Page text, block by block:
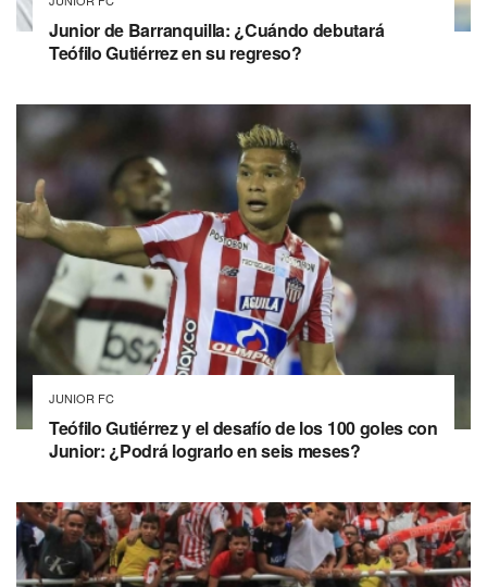
Junior de Barranquilla: ¿Cuándo debutará
Teófilo Gutiérrez en su regreso?
JUNIOR FC
Teófilo Gutiérrez y el desafío de los 100 goles con
Junior: ¿Podrá lograrlo en seis meses?